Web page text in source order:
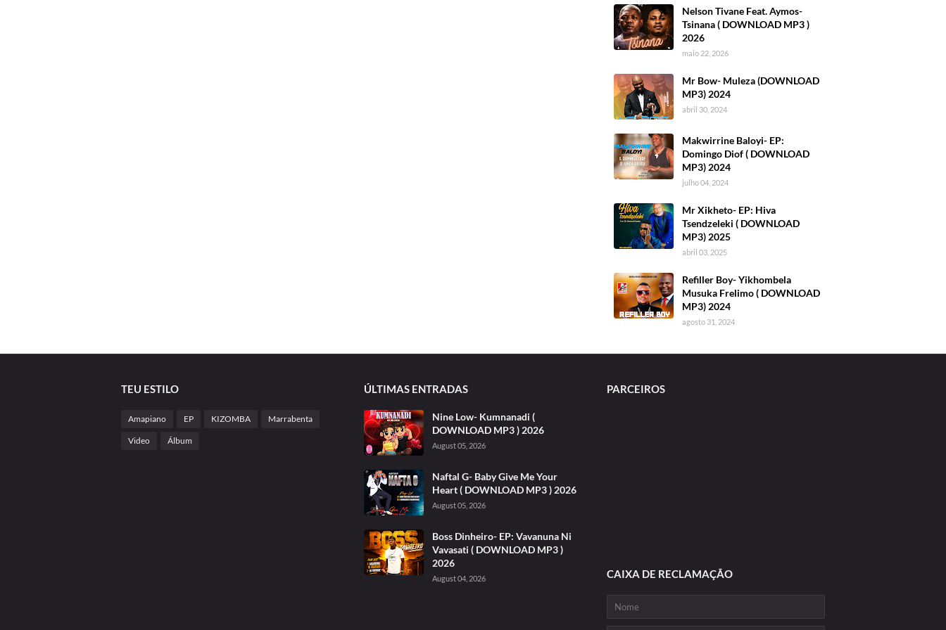
Nelson Tivane Feat. Aymos-
Tsinana ( DOWNLOAD MP3 )
2026
maio 22, 2026
Mr Bow- Muleza (DOWNLOAD
MP3) 2024
abril 30, 2024
Makwirrine Baloyi- EP:
Domingo Diof ( DOWNLOAD
MP3) 2024
julho 04, 2024
Mr Xikheto- EP: Hiva
Tsendzeleki ( DOWNLOAD
MP3) 2025
abril 03, 2025
Refiller Boy- Yikhombela
Musuka Frelimo ( DOWNLOAD
MP3) 2024
agosto 31, 2024
TEU ESTILO
Amapiano EP KIZOMBA Marrabenta
Video Álbum
ÚLTIMAS ENTRADAS
Nine Low- Kumnanadi (
DOWNLOAD MP3 ) 2026
August 05, 2026
Naftal G- Baby Give Me Your
Heart ( DOWNLOAD MP3 ) 2026
August 05, 2026
Boss Dinheiro- EP: Vavanuna Ni
Vavasati ( DOWNLOAD MP3 )
2026
August 04, 2026
PARCEIROS
CAIXA DE RECLAMAÇÃO